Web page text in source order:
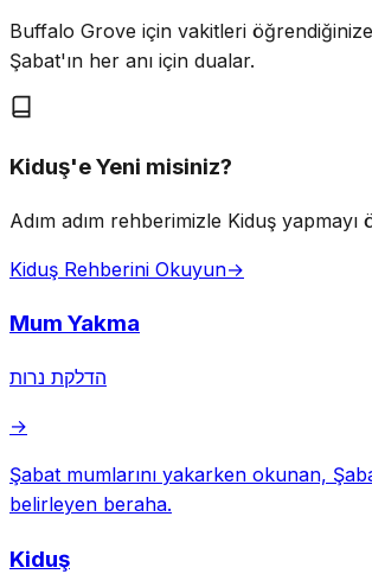
Buffalo Grove için vakitleri
Şabat'ın her anı için dualar.
Kiduş'e Yeni misiniz?
Adım adım rehberimizle Kiduş yapmayı
Kiduş Rehberini Okuyun→
Mum Yakma
הדלקת נרות
→
Şabat mumlarını yakarken okunan,
belirleyen beraha.
Kiduş